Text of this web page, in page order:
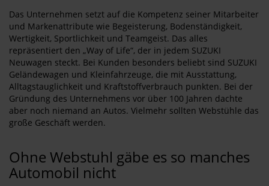
Das Unternehmen setzt auf die Kompetenz seiner Mitarbeiter
und Markenattribute wie Begeisterung, Bodenständigkeit,
Wertigkeit, Sportlichkeit und Teamgeist. Das alles
repräsentiert den „Way of Life“, der in jedem SUZUKI
Neuwagen steckt. Bei Kunden besonders beliebt sind SUZUKI
Geländewagen und Kleinfahrzeuge, die mit Ausstattung,
Alltagstauglichkeit und Kraftstoffverbrauch punkten. Bei der
Gründung des Unternehmens vor über 100 Jahren dachte
aber noch niemand an Autos. Vielmehr sollten Webstühle das
große Geschäft werden.
Ohne Webstuhl gäbe es so manches
Automobil nicht